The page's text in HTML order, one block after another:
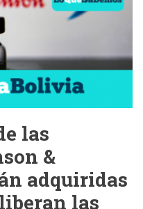
gripe
19?
las
&
adquiridas
las